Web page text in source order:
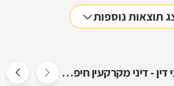
שנשאלו בפורום
אילן קרייטר
תוצאות נוספות
אנשים שחיפשו עורכי דין - דיני מקרקעין חיפשו גם